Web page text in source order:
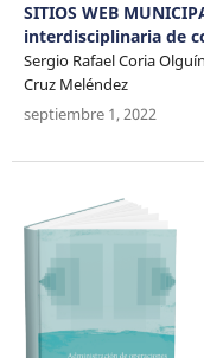
SITIOS WEB
interdisciplinaria de
Sergio Rafael Coria
Cruz Meléndez
septiembre 1, 2022